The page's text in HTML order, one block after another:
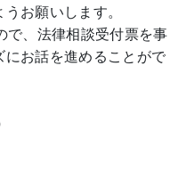
お願いします。
で、法律相談受付票を事
お話を進めることがで